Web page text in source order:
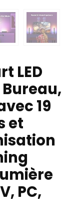
LED
Bureau,
19
et
PC,